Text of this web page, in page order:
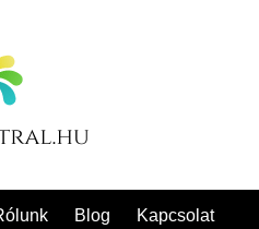
Blog Kapcsolat